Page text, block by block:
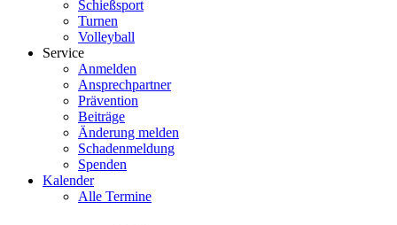
Schießsport
Turnen
Volleyball
Service
Anmelden
Ansprechpartner
Prävention
Beiträge
Änderung melden
Schadenmeldung
Spenden
Kalender
Alle Termine